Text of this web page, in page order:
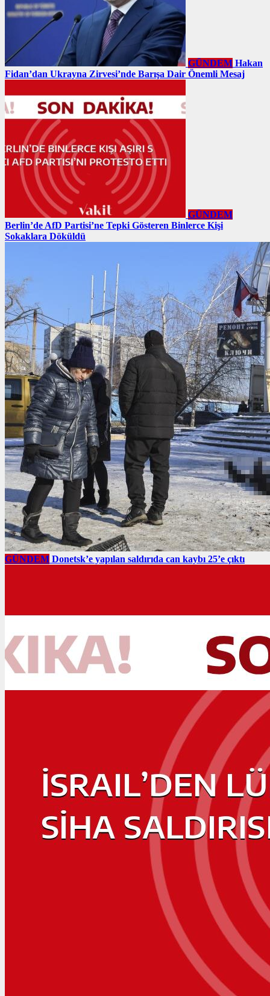
GÜNDEM Hakan
Fidan’dan Ukrayna Zirvesi’nde Barışa Dair Önemli Mesaj
GÜNDEM
Berlin’de AfD Partisi’ne Tepki Gösteren Binlerce Kişi
Sokaklara Döküldü
GÜNDEM Donetsk’e yapılan saldırıda can kaybı 25’e çıktı